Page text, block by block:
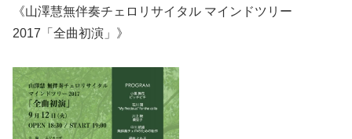
《山澤慧無伴奏チェロリサイタル マインドツリー
2017「全曲初演」》